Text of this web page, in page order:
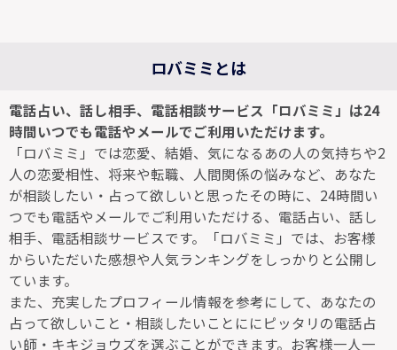
ロバミミとは
電話占い、話し相手、電話相談サービス「ロバミミ」は24
時間いつでも電話やメールでご利用いただけます。
「ロバミミ」では恋愛、結婚、気になるあの人の気持ちや2
人の恋愛相性、将来や転職、人間関係の悩みなど、あなた
が相談したい・占って欲しいと思ったその時に、24時間い
つでも電話やメールでご利用いただける、電話占い、話し
相手、電話相談サービスです。「ロバミミ」では、お客様
からいただいた感想や人気ランキングをしっかりと公開し
ています。
また、充実したプロフィール情報を参考にして、あなたの
占って欲しいこと・相談したいことににピッタリの電話占
い師・キキジョウズを選ぶことができます。お客様一人一